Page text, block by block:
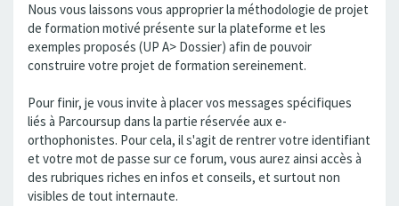
Nous vous laissons vous approprier la méthodologie de projet
de formation motivé présente sur la plateforme et les
exemples proposés (UP A> Dossier) afin de pouvoir
construire votre projet de formation sereinement.
Pour finir, je vous invite à placer vos messages spécifiques
liés à Parcoursup dans la partie réservée aux e-
orthophonistes. Pour cela, il s'agit de rentrer votre identifiant
et votre mot de passe sur ce forum, vous aurez ainsi accès à
des rubriques riches en infos et conseils, et surtout non
visibles de tout internaute.